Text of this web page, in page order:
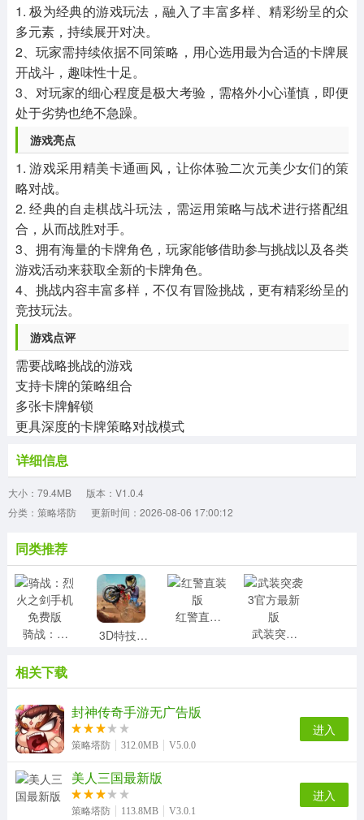
1. 极为经典的游戏玩法，融入了丰富多样、精彩纷呈的众
多元素，持续展开对决。
2、玩家需持续依据不同策略，用心选用最为合适的卡牌展
开战斗，趣味性十足。
3、对玩家的细心程度是极大考验，需格外小心谨慎，即便
处于劣势也绝不急躁。
游戏亮点
1. 游戏采用精美卡通画风，让你体验二次元美少女们的策
略对战。
2. 经典的自走棋战斗玩法，需运用策略与战术进行搭配组
合，从而战胜对手。
3、拥有海量的卡牌角色，玩家能够借助参与挑战以及各类
游戏活动来获取全新的卡牌角色。
4、挑战内容丰富多样，不仅有冒险挑战，更有精彩纷呈的
竞技玩法。
游戏点评
需要战略挑战的游戏
支持卡牌的策略组合
多张卡牌解锁
更具深度的卡牌策略对战模式
详细信息
大小：79.4MB
版本：V1.0.4
分类：策略塔防
更新时间：2026-08-06 17:00:12
同类推荐
骑战：烈火之剑手机免费版 3D特技摩托车游戏最新版
红警直装版
武装突袭3官方最新版
守卫基地大战游戏正版
小鸭子战争直装版
江山美人计手机最新版 火车傲游世界直装版
相关下载
封神传奇手游无广告版
策略塔防 312.0MB V5.0.0
进入
美人三国最新版
策略塔防 113.8MB V3.0.1
进入